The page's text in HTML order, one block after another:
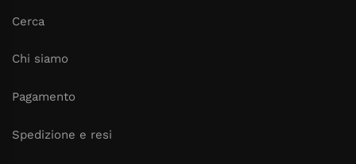
Cerca
Chi siamo
Pagamento
Spedizione e resi